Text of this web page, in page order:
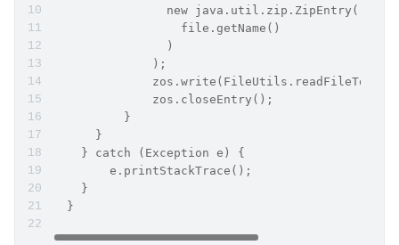
                new java.util.zip.ZipEntry(
                  file.getName()
                )
              );
              zos.closeEntry();
          }
      }
    } catch (Exception e) {
        e.printStackTrace();
    }
  }